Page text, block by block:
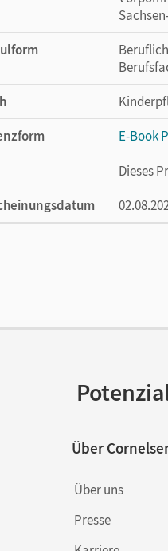
E-Book
Dieses
Die
in
Über
Über uns
Presse